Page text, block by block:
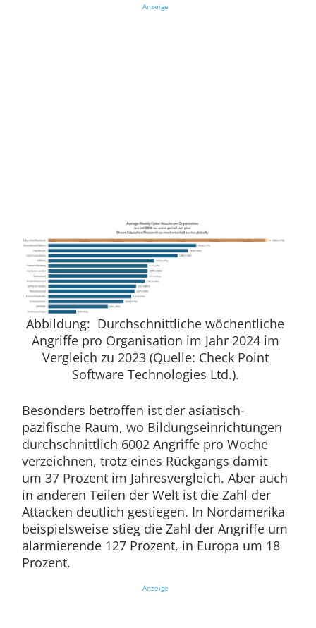
Anzeige
Abbildung: Durchschnittliche wöchentliche
Angriffe pro Organisation im Jahr 2024 im
Vergleich zu 2023 (Quelle: Check Point
Software Technologies Ltd.).
Besonders betroffen ist der asiatisch-
pazifische Raum, wo Bildungseinrichtungen
durchschnittlich 6002 Angriffe pro Woche
verzeichnen, trotz eines Rückgangs damit
um 37 Prozent im Jahresvergleich. Aber auch
in anderen Teilen der Welt ist die Zahl der
Attacken deutlich gestiegen. In Nordamerika
beispielsweise stieg die Zahl der Angriffe um
alarmierende 127 Prozent, in Europa um 18
Prozent.
Anzeige